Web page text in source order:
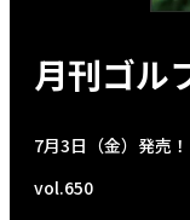
月刊ゴル
7月3日（金）発売！
vol.650